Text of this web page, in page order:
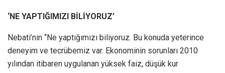
‘NE YAPTIĞIMIZI BİLİYORUZ’
Nebati’nin “Ne yaptığımızı biliyoruz. Bu konuda yeterince
deneyim ve tecrübemiz var. Ekonominin sorunları 2010
yılından itibaren uygulanan yüksek faiz, düşük kur